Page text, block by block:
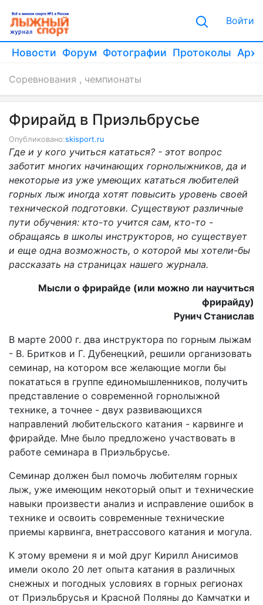
Войти
Новости Форум Фотографии Протоколы
Соревнования , чемпионаты
Фрирайд в Приэльбрусье
Опубликовано:skisport.ru
Где и у кого учиться кататься? - этот вопрос
заботит многих начинающих горнолыжников, да и
некоторые из уже умеющих кататься любителей
горных лыж иногда хотят повысить уровень своей
технической подготовки. Существуют различные
пути обучения: кто-то учится сам, кто-то -
обращаясь в школы инструкторов, но существует
и еще одна возможность, о которой мы хотели-бы
рассказать на страницах нашего журнала.
Мысли о фрирайде (или можно ли научиться
фрирайду)
Рунич Станислав
В марте 2000 г. два инструктора по горным лыжам
- В. Бритков и Г. Дубенецкий, решили организовать
семинар, на котором все желающие могли бы
покататься в группе единомышленников, получить
представление о современной горнолыжной
технике, а точнее - двух развивающихся
направлений любительского катания - карвинге и
фрирайде. Мне было предложено участвовать в
работе семинара в Приэльбрусье.
Семинар должен был помочь любителям горных
лыж, уже имеющим некоторый опыт и технические
навыки произвести анализ и исправление ошибок в
технике и освоить современные технические
приемы карвинга, внетрассового катания и могула.
К этому времени я и мой друг Кирилл Анисимов
имели около 20 лет опыта катания в различных
снежных и погодных условиях в горных регионах
от Приэльбрусья и Красной Поляны до Камчатки и